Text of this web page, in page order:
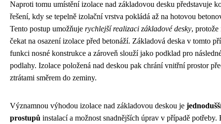
Naproti tomu umístění izolace nad základovou desku představuje
řešení, kdy se tepelně izolační vrstva pokládá až na hotovou
Tento postup umožňuje rychlejší realizaci základové desky, protože
čekat na osazení izolace před betonáží. Základová deska v tomto
funkci nosné konstrukce a zároveň slouží jako podklad pro
podlahy. Izolace položená nad deskou pak chrání vnitřní prostor
ztrátami směrem do zeminy.
Významnou výhodou izolace nad základovou deskou je
prostupů instalací a možnost snadnějších úprav v případě potřeby.